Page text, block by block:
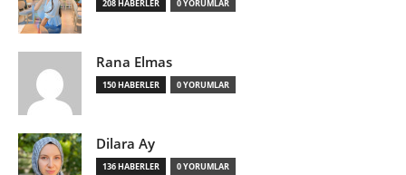
208 HABERLER 0 YORUMLAR
Rana Elmas
150 HABERLER 0 YORUMLAR
Dilara Ay
136 HABERLER 0 YORUMLAR